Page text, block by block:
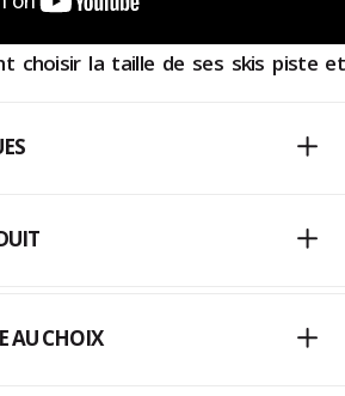
choisir la taille de ses skis piste et
AU CHOIX